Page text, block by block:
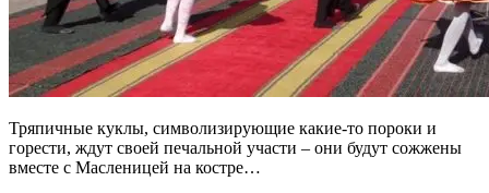
Тряпичные куклы, символизирующие какие-то пороки и
горести, ждут своей печальной участи – они будут сожжены
вместе с Масленицей на костре…